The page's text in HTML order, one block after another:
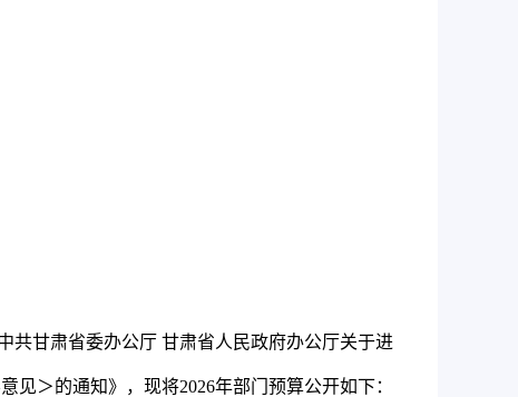
共甘肃省委办公厅 甘肃省人民政府办公厅关于进
见＞的通知》，现将2026年部门预算公开如下：